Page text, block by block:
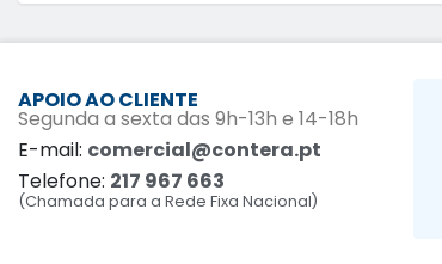
APOIO AO CLIENTE
Segunda a sexta das 9h-13h e 14-18h
E-mail: comercial@contera.pt
Telefone: 217 967 663
(Chamada para a Rede Fixa Nacional)